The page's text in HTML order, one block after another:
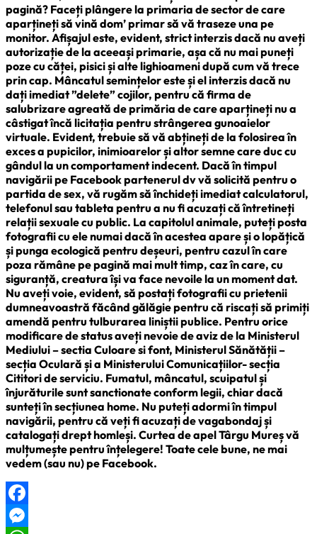
pagină? Faceți plângere la primaria de sector de care
aparțineți să vină dom’ primar să vă traseze una pe
monitor. Afișajul este, evident, strict interzis dacă nu aveți
autorizație de la aceeași primarie, așa că nu mai puneți
poze cu căței, pisici și alte lighioameni după cum vă trece
prin cap. Mâncatul semințelor este și el interzis dacă nu
dați imediat ”delete” cojilor, pentru că firma de
salubrizare agreată de primăria de care aparțineți nu a
câstigat încă licitația pentru strângerea gunoaielor
virtuale. Evident, trebuie să vă abțineți de la folosirea în
exces a pupicilor, inimioarelor și altor semne care duc cu
gândul la un comportament indecent. Dacă în timpul
navigării pe Facebook partenerul dv vă solicită pentru o
partida de sex, vă rugăm să închideți imediat calculatorul,
telefonul sau tableta pentru a nu fi acuzați că întretineți
relații sexuale cu public. La capitolul animale, puteți posta
fotografii cu ele numai dacă în acestea apare și o lopățică
și punga ecologică pentru deșeuri, pentru cazul în care
poza rămâne pe pagină mai mult timp, caz în care, cu
siguranță, creatura își va face nevoile la un moment dat.
Nu aveți voie, evident, să postați fotografii cu prietenii
dumneavoastră făcând gălăgie pentru că riscați să primiți
amendă pentru tulburarea liniștii publice. Pentru orice
modificare de status aveți nevoie de aviz de la Ministerul
Mediului – sectia Culoare si font, Ministerul Sănătății –
secția Oculară și a Ministerului Comunicațiilor- secția
Cititori de serviciu. Fumatul, mâncatul, scuipatul și
înjurăturile sunt sanctionate conform legii, chiar dacă
sunteți în secțiunea home. Nu puteți adormi în timpul
navigării, pentru că veți fi acuzați de vagabondaj și
catalogați drept homleși. Curtea de apel Târgu Mureș vă
mulțumește pentru înțelegere! Toate cele bune, ne mai
vedem (sau nu) pe Facebook.
Facebook